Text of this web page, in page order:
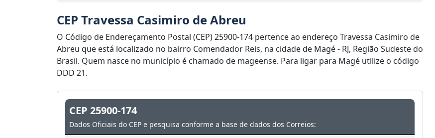
CEP Travessa Casimiro de Abreu
O Código de Endereçamento Postal (CEP) 25900-174 pertence ao endereço Travessa Casimiro de
Abreu que está localizado no bairro Comendador Reis, na cidade de Magé - RJ, Região Sudeste do
Brasil. Quem nasce no município é chamado de mageense. Para ligar para Magé utilize o código
DDD 21.
CEP 25900-174
Dados Oficiais do CEP e pesquisa conforme a base de dados dos Correios: